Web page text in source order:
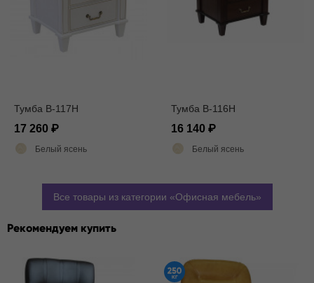
Тумба В-117Н
17 260
Белый ясень
Тумба В-116Н
16 140
Белый ясень
Все товары из категории Офисная мебель
Рекомендуем купить